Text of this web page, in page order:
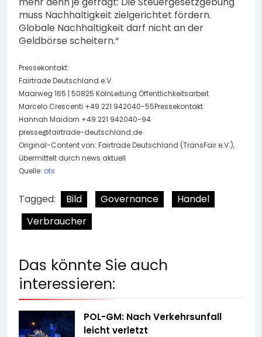
muss Nachhaltigkeit zielgerichtet fördern.
Globale Nachhaltigkeit darf nicht an der
Geldbörse scheitern.“
Pressekontakt:
Fairtrade Deutschland e.V.
Maarweg 165 | 50825 KölnLeitung Öffentlichkeitsarbeit
Marcelo Crescenti +49 221 942040-55Pressekontakt
Hannah Maidorn +49 221 942040-94
presse@fairtrade-deutschland.de
Original-Content von: Fairtrade Deutschland (TransFair e.V.),
übermittelt durch news aktuell
Quelle: ots
Tagged: Bild Governance
Handel
Verbraucher
Das könnte Sie auch
interessieren:
POL-GM: Nach Verkehrsunfall
leicht verletzt